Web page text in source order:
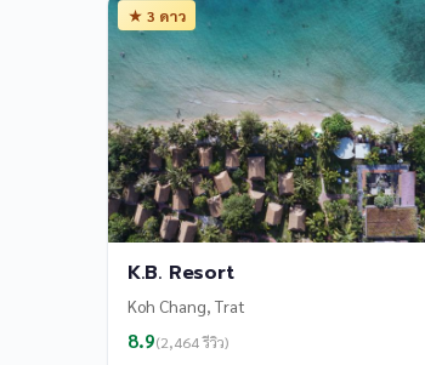
★ 3 ดาว
K.B. Resort
Koh Chang, Trat
8.9(2,464 รีวิว)